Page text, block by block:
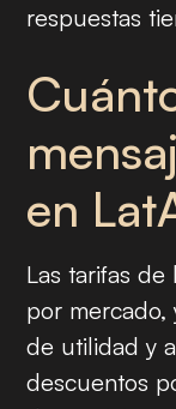
respuestas
en
Las tarifas de
por
de utilidad y
descuentos